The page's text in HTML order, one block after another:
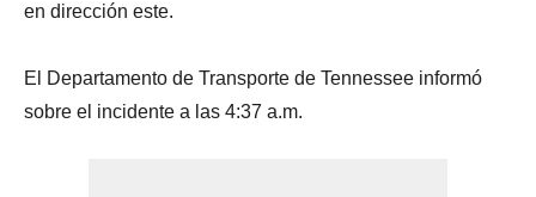
en dirección este.
El Departamento de Transporte de Tennessee informó
sobre el incidente a las 4:37 a.m.